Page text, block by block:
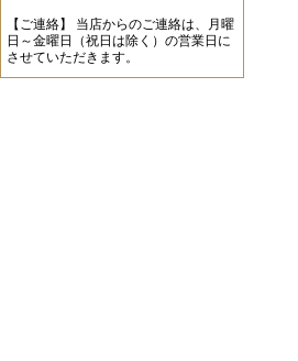
【ご連絡】 当店からのご連絡は、月曜
日～金曜日（祝日は除く）の営業日に
させていただきます。